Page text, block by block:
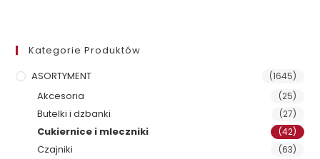
Kategorie Produktów
ASORTYMENT
(1645)
Akcesoria (25)
Butelki i dzbanki (27)
Cukiernice i mleczniki (42)
Czajniki (63)